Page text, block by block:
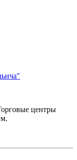
центры